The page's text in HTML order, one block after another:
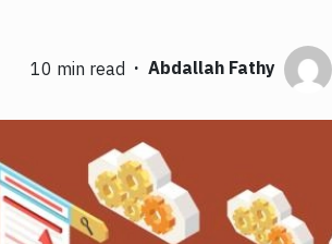
Abdallah Fathy
·
10 min read